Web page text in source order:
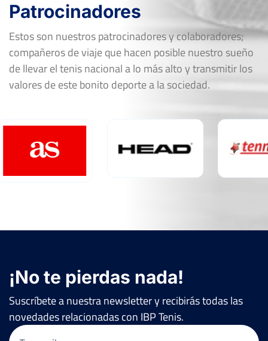
Patrocinadores
Estos son nuestros patrocinadores y colaboradores;
compañeros de viaje que hacen posible nuestro sueño
de llevar el tenis nacional a lo más alto y transmitir los
valores de este bonito deporte a la sociedad.
¡No te pierdas nada!
Suscríbete a nuestra newsletter y recibirás todas las
novedades relacionadas con IBP Tenis.
Email